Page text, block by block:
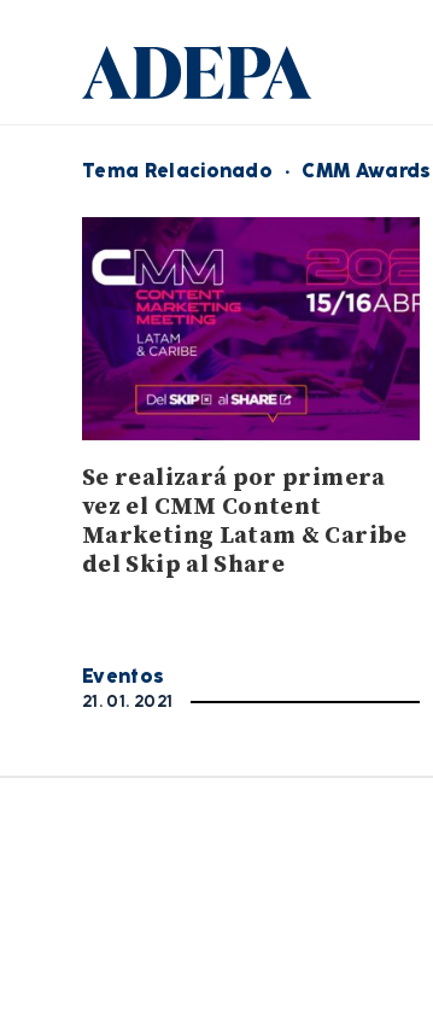
Tema Relacionado · CMM Awards
Se realizará por primera
vez el CMM Content
Marketing Latam & Caribe
del Skip al Share
Eventos
21. 01. 2021